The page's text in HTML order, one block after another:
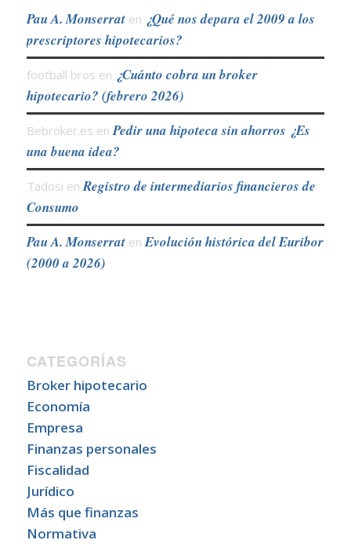
Pau A. Monserraten ¿Qué nos depara el 2009 a los
prescriptores hipotecarios?
football bros en ¿Cuánto cobra un broker
hipotecario? (febrero 2026)
Bebroker.es en Pedir una hipoteca sin ahorros ¿Es
una buena idea?
Tadosi en Registro de intermediarios financieros de
Consumo
Pau A. Monserraten Evolución histórica del Euribor
(2000 a 2026)
CATEGORÍAS
Broker hipotecario
Economía
Empresa
Finanzas personales
Fiscalidad
Jurídico
Más que finanzas
Normativa